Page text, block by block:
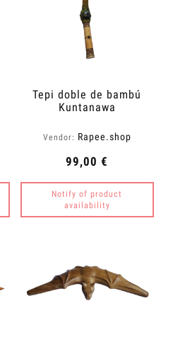
Tepi doble de bambú
Kuntanawa
Vendor: Rapee.shop
99,00 €
Notify of product
availability